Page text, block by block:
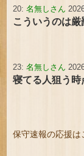
20:名無しさん
こういうのは厳
23:名無しさん
寝てる人狙う時
保守速報の応援は